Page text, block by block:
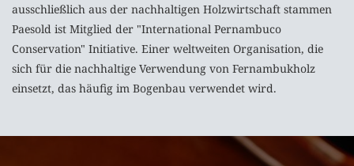
ausschließlich aus der nachhaltigen Holzwirtschaft stammen
Paesold ist Mitglied der "International Pernambuco
Conservation" Initiative. Einer weltweiten Organisation, die
sich für die nachhaltige Verwendung von Fernambukholz
einsetzt, das häufig im Bogenbau verwendet wird.